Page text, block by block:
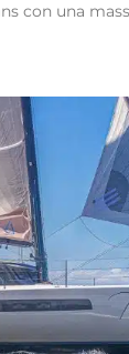
con una